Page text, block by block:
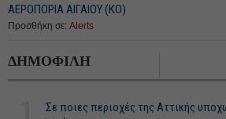
ΑΕΡΟΠΟΡΙΑ ΑΙΓΑΙΟΥ (ΚΟ)
Προσθήκη σε: Alerts
ΔΗΜΟΦΙΛΗ
Σε ποιες περιοχές της Αττικής